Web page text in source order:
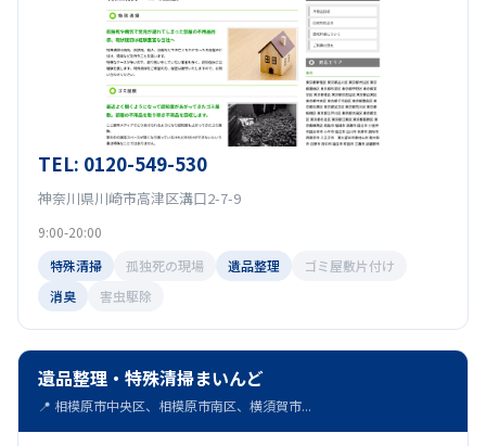
TEL: 0120-549-530
神奈川県川崎市高津区溝口2-7-9
9:00-20:00
特殊清掃
孤独死の現場 遺品整理
ゴミ屋敷片付け
消臭
害虫駆除
遺品整理・特殊清掃まいんど
📍 相模原市中央区、相模原市南区、横須賀市...